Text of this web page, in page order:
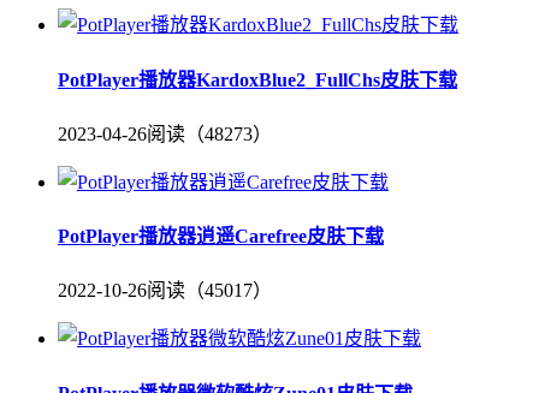
PotPlayer播放器KardoxBlue2_FullChs皮肤下载
2023-04-26阅读（48273）
PotPlayer播放器逍遥Carefree皮肤下载
2022-10-26阅读（45017）